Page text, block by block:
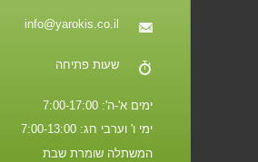
info@yarokis.co.il
שעות פתיחה
ימים א'-ה': 7:00-17:00
ימי ו' וערבי חג: 7:00-13:00
המשתלה שומרת שבת